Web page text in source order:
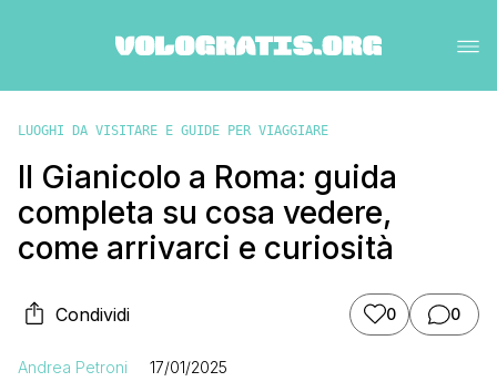
LUOGHI DA VISITARE E GUIDE PER VIAGGIARE
Il Gianicolo a Roma: guida
completa su cosa vedere,
come arrivarci e curiosità
Condividi 0 0
Andrea Petroni 17/01/2025